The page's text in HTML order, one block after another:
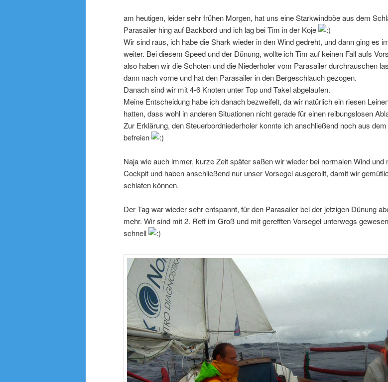
am heutigen, leider sehr frühen Morgen, hat uns eine Starkwindböe aus dem
Parasailer hing auf Backbord und ich lag bei Tim in der Koje
Wir sind raus, ich habe die Shark wieder in den Wind gedreht, und dann ging es
weiter. Bei diesem Speed und der Dünung, wollte ich Tim auf keinen Fall aufs
also haben wir die Schoten und die Niederholer vom Parasailer durchrauschen
dann nach vorne und hat den Parasailer in den Bergeschlauch gezogen.
Danach sind wir mit 4-6 Knoten unter Top und Takel abgelaufen.
Meine Entscheidung habe ich danach bezweifelt, da wir natürlich ein riesen
hatten, dass wohl in anderen Situationen nicht gerade für einen reibungslosen
Zur Erklärung, den Steuerbordniederholer konnte ich anschließend noch aus
befreien
Naja wie auch immer, kurze Zeit später saßen wir wieder bei normalen Wind und
Cockpit und haben anschließend nur unser Vorsegel ausgerollt, damit wir
schlafen können.
Der Tag war wieder sehr entspannt, für den Parasailer bei der jetzigen Dünung
mehr. Wir sind mit 2. Reff im Groß und mit gerefften Vorsegel unterwegs
schnell